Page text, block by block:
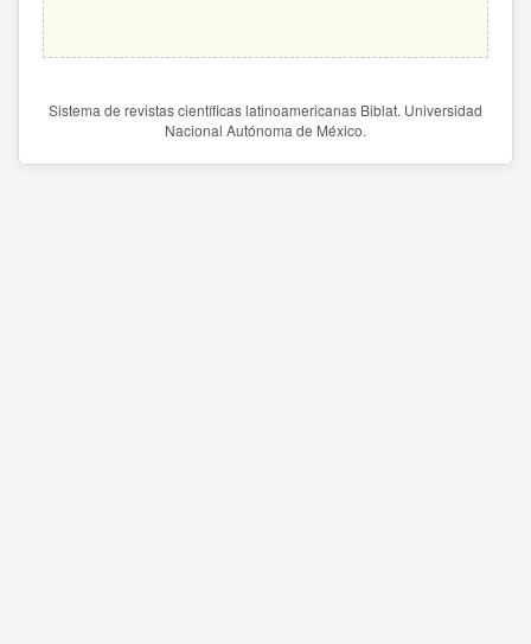
Sistema de revistas científicas latinoamericanas Biblat. Universidad
Nacional Autónoma de México.